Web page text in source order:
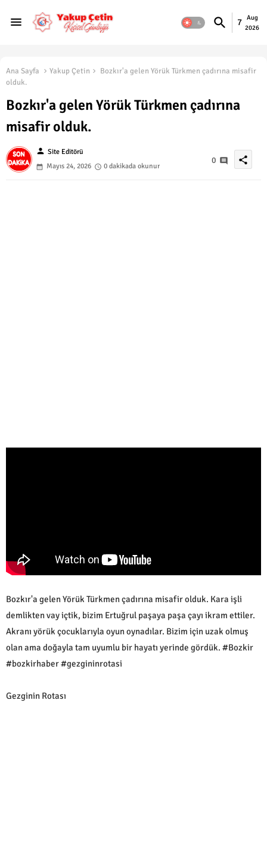
7
Aug
2026
Ana Sayfa Yakup Çetin
Bozkır'a gelen Yörük Türkmen çadırına misafir
olduk.
Bozkır'a gelen Yörük Türkmen çadırına
misafir olduk.
person Site Editörü
Mayıs 24, 2026
0 dakikada okunur
0 share
Bozkır'a gelen Yörük Türkmen çadırına misafir olduk. Kara işli
demlikten vay içtik, bizim Ertuğrul paşaya paşa çayı ikram ettiler.
Akranı yörük çocuklarıyla oyun oynadılar. Bizim için uzak olmuş
olan ama doğayla tam uyumlu bir hayatı yerinde gördük. #Bozkir
#bozkirhaber #gezgininrotasi
Gezginin Rotası